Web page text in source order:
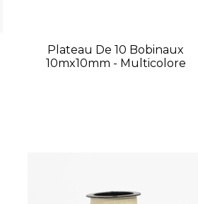
Plateau De 10 Bobinaux
10mx10mm - Multicolore